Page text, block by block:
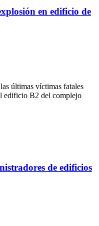
en edificio de
últimas víctimas fatales
edificio B2 del complejo
de edificios